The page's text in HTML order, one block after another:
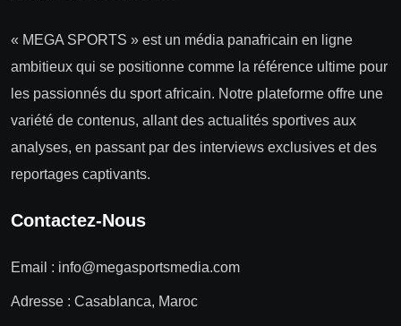
« MEGA SPORTS » est un média panafricain en ligne
ambitieux qui se positionne comme la référence ultime pour
les passionnés du sport africain. Notre plateforme offre une
variété de contenus, allant des actualités sportives aux
analyses, en passant par des interviews exclusives et des
reportages captivants.
Contactez-Nous
Email : info@megasportsmedia.com
Adresse : Casablanca, Maroc